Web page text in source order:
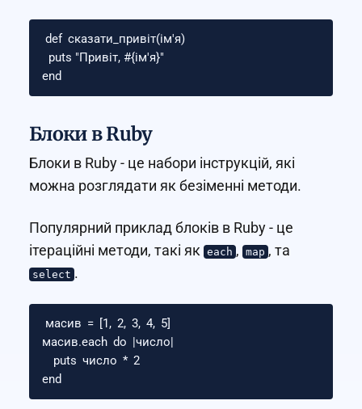
def сказати_привіт(ім'я)
  puts "Привіт, #{ім'
я}"
Блоки в Ruby
Блоки в Ruby - це набори інструкцій, які
можна розглядати як безіменні методи.
Популярний приклад блоків в Ruby - це
ітераційні методи, такі як each , map , та
select .
масив = [1, 2, 3, 4, 5]
масив.each do |число|
puts число * 2
end